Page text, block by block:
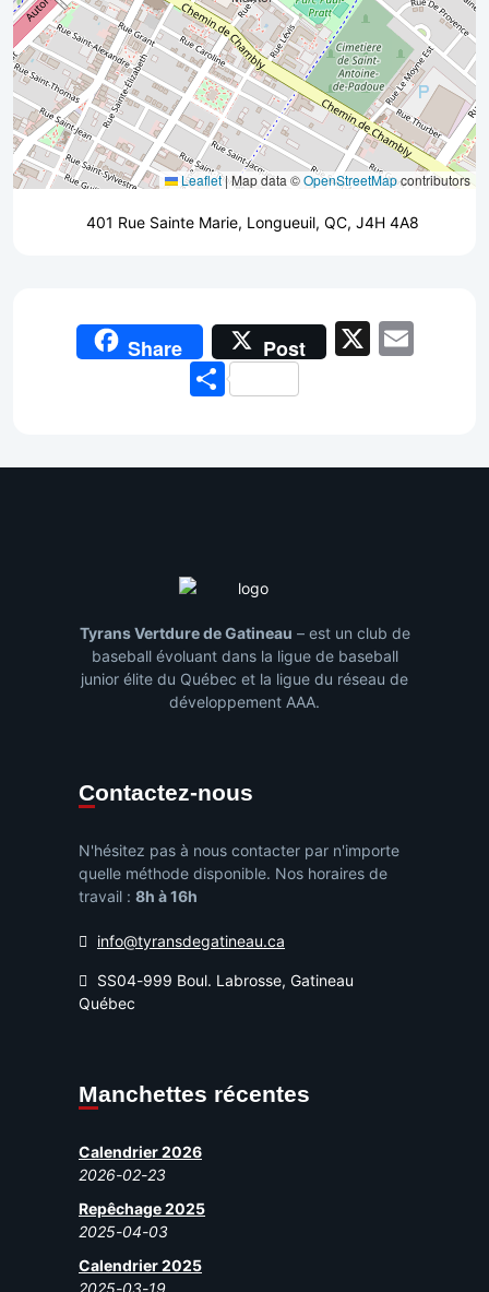
Leaflet|Map data ©OpenStreetMapcontributors
401 Rue Sainte Marie, Longueuil, QC, J4H 4A8
Share Post X
Share
Tyrans Vertdure de Gatineau – est un club de
baseball évoluant dans la ligue de baseball
junior élite du Québec et la ligue du réseau de
développement AAA.
Contactez-nous
N'hésitez pas à nous contacter par n'importe
quelle méthode disponible. Nos horaires de
travail : 8h à 16h
info@tyransdegatineau.ca
SS04-999 Boul. Labrosse, Gatineau
Québec
Manchettes récentes
Calendrier 2026
2026-02-23
Repêchage 2025
2025-04-03
Calendrier 2025
2025-03-19